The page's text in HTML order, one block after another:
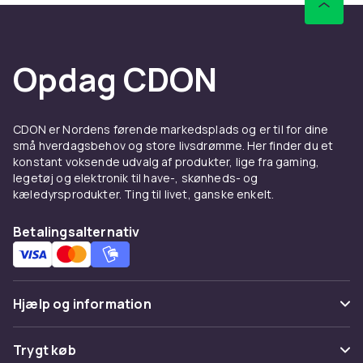
hurtig levering.
Kvalitet, holdbarhed og
korrekt vedligeholdelse
Investér i kvalitetsprodukter fra kendte
mærker somHusqvarna,Stihl,Gardena
Ryobifor den bedste kombination af ydelse,
tilbehør garanterer korrekt pasform og
funktion. Regelmæssig vedligeholdelse med
de rigtige produkter er den bedste investering
du kan gøre for at sikre lang levetid og
optimale resultater fra dine havemaskiner. Hos
vedligeholdelse af dine havemaskiner til
Opdag CDON
CDON er Nordens førende markedsplads og er til for dine
små hverdagsbehov og store livsdrømme. Her finder du et
konstant voksende udvalg af produkter, lige fra gaming,
legetøj og elektronik til have-, skønheds- og
kæledyrsprodukter. Ting til livet, ganske enkelt.
Betalingsalternativ
Hjælp og information
Ofte stillede spørgsmål
Trygt køb